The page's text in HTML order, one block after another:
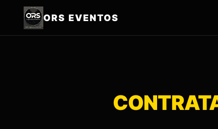
ORS EVENTOS